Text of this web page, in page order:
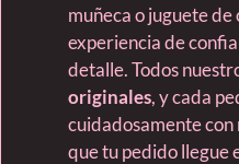
muñeca o juguete
experiencia de
detalle. Todos
originales, y cada
cuidadosamente
que tu pedido llegue